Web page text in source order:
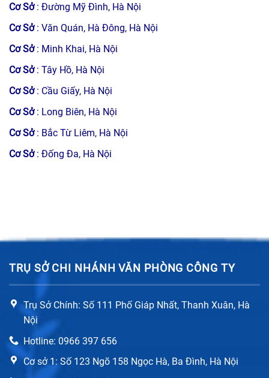
Cơ Sở : Đường Mỹ Đình, Hà Nội
Cơ Sở : Văn Quán, Hà Đông, Hà Nội
Cơ Sở : Minh Khai, Hà Nội
Cơ Sở : Tây Hồ, Hà Nội
Cơ Sở: Cầu Giấy, Hà Nội
Cơ Sở : Long Biên, Hà Nội
Cơ Sở : Bắc Từ Liêm, Hà Nội
Cơ Sở : Đống Đa, Hà Nội
TRỤ SỞ CHI NHÁNH VĂN PHÒNG CÔNG TY
Trụ Sở Chính: Số 111 Phố Giáp Nhất, Thanh Xuân, Hà
Nội
Hotline: 0966 397 656
Cơ sở 1: Số 123 Ngõ 158 Ngọc Hà, Ba Đình, Hà Nội